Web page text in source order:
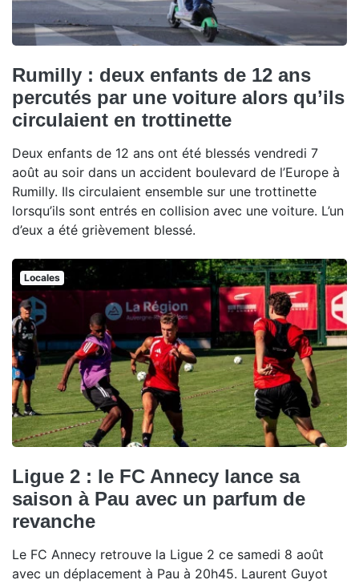
Rumilly : deux enfants de 12 ans
percutés par une voiture alors qu’ils
circulaient en trottinette
Deux enfants de 12 ans ont été blessés vendredi 7
août au soir dans un accident boulevard de l’Europe à
Rumilly. Ils circulaient ensemble sur une trottinette
lorsqu’ils sont entrés en collision avec une voiture. L’un
d’eux a été grièvement blessé.
Locales
Ligue 2 : le FC Annecy lance sa
saison à Pau avec un parfum de
revanche
Le FC Annecy retrouve la Ligue 2 ce samedi 8 août
avec un déplacement à Pau à 20h45. Laurent Guyot